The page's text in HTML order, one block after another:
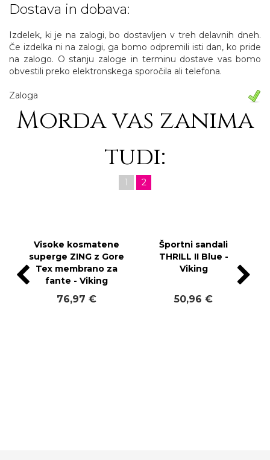
Dostava in dobava:
Izdelek, ki je na zalogi, bo dostavljen v treh delavnih dneh.
Če izdelka ni na zalogi, ga bomo odpremili isti dan, ko pride
na zalogo. O stanju zaloge in terminu dostave vas bomo
obvestili preko elektronskega sporočila ali telefona.
Zaloga
Morda vas zanima
tudi:
1 2